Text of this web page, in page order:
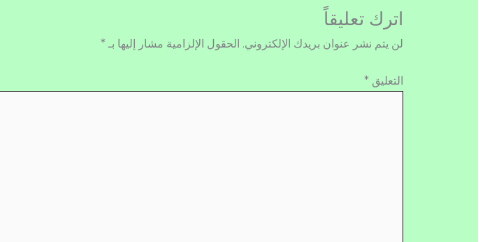
اترك تعليقاً
لن يتم نشر عنوان بريدك الإلكتروني. الحقول الإلزامية مشار إليها بـ *
التعليق *